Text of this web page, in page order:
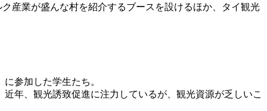
産業が盛んな村を紹介するブースを設けるほか、タイ観光
参加した学生たち。
年、観光誘致促進に注力しているが、観光資源が乏しいこ